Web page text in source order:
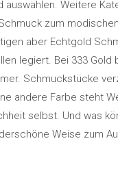
Weitere
zum
aber Echtgold
legiert. Bei 333
Schmuckstücke
andere Farbe steht
selbst. Und was
Weise zum